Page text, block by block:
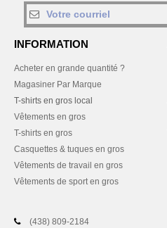
INFORMATION
Acheter en grande quantité ?
Magasiner Par Marque
T-shirts en gros local
Vêtements en gros
T-shirts en gros
Casquettes & tuques en gros
Vêtements de travail en gros
Vêtements de sport en gros
(438) 809-2184